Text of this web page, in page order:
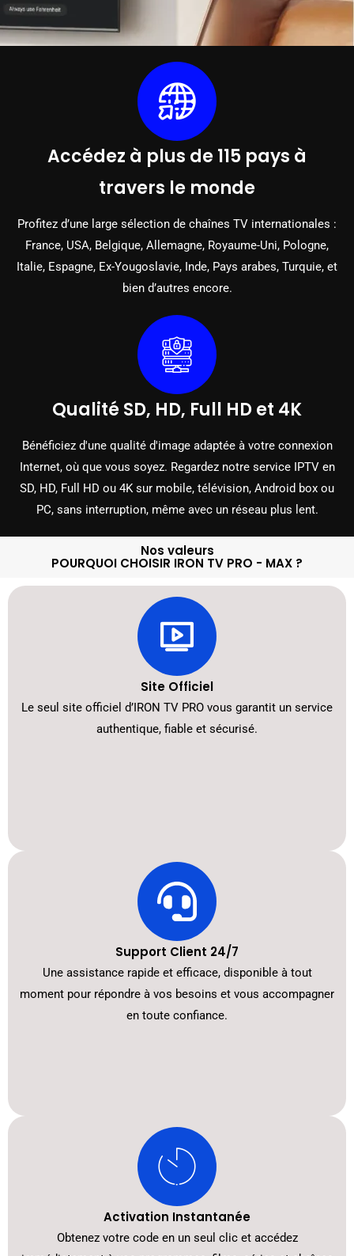
Accédez à plus de 115 pays à
travers le monde
Profitez d’une large sélection de chaînes TV internationales :
France, USA, Belgique, Allemagne, Royaume-Uni, Pologne,
Italie, Espagne, Ex-Yougoslavie, Inde, Pays arabes, Turquie, et
bien d’autres encore.
Qualité SD, HD, Full HD et 4K
Bénéficiez d'une qualité d'image adaptée à votre connexion
Internet, où que vous soyez. Regardez notre service IPTV en
SD, HD, Full HD ou 4K sur mobile, télévision, Android box ou
PC, sans interruption, même avec un réseau plus lent.
Nos valeurs
POURQUOI CHOISIR IRON TV PRO - MAX ?
Site Officiel
Le seul site officiel d’IRON TV PRO vous garantit un service
authentique, fiable et sécurisé.
Support Client 24/7
Une assistance rapide et efficace, disponible à tout
moment pour répondre à vos besoins et vous accompagner
en toute confiance.
Activation Instantanée
Obtenez votre code en un seul clic et accédez